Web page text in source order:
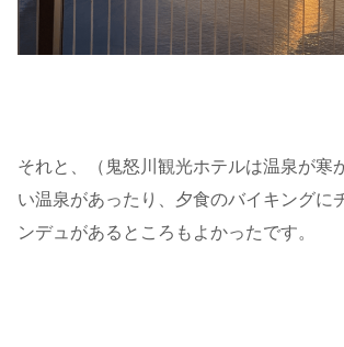
それと、（鬼怒川観光ホテルは温泉が
い温泉があったり、夕食のバイキングに
ンデュがあるところもよかったです。